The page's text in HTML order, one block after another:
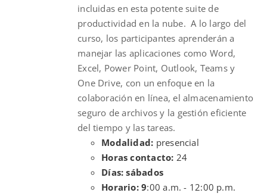
incluidas en esta potente suite de
productividad en la nube. A lo largo del
curso, los participantes aprenderán a
manejar las aplicaciones como Word,
Excel, Power Point, Outlook, Teams y
One Drive, con un enfoque en la
colaboración en línea, el almacenamiento
seguro de archivos y la gestión eficiente
del tiempo y las tareas.
Modalidad: presencial
Horas contacto: 24
Días: sábados
Horario: 9:00 a.m. - 12:00 p.m.